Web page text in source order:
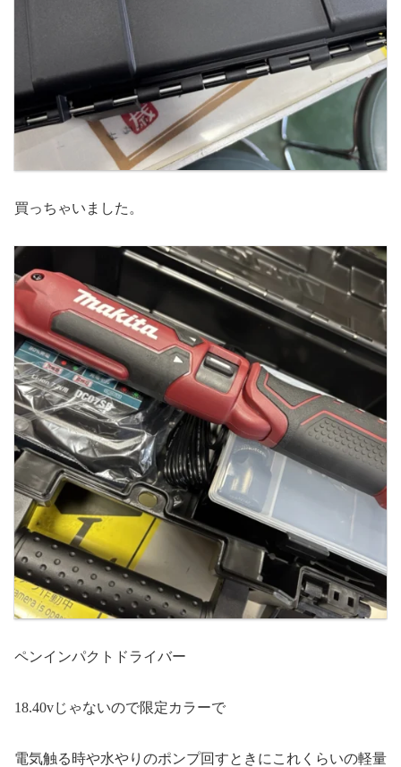
買っちゃいました。
ペンインパクトドライバー
18.40vじゃないので限定カラーで
電気触る時や水やりのポンプ回すときにこれくらいの軽量